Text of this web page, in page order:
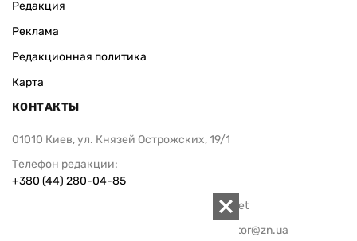
Редакция
Реклама
Редакционная политика
Карта
КОНТАКТЫ
01010 Киев, ул. Князей Острожских, 19/1
Телефон редакции:
+380 (44) 280-04-85
zn94@ukr.net
editor@zn.ua